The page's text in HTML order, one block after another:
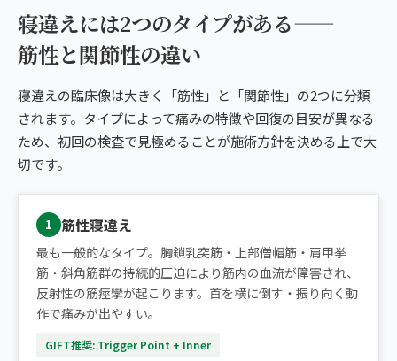
寝違えには2つのタイプがある——
筋性と関節性の違い
寝違えの臨床像は大きく「筋性」と「関節性」の2つに分類
されます。タイプによって痛みの特徴や回復の目安が異なる
ため、初回の検査で見極めることが施術方針を決める上で大
切です。
1 筋性寝違え
最も一般的なタイプ。胸鎖乳突筋・上部僧帽筋・肩甲挙
筋・斜角筋群の持続的圧迫により筋内の血流が障害され、
反射性の筋痙攣が起こります。首を横に倒す・振り向く動
作で痛みが出やすい。
GIFT推奨: Trigger Point + Inner